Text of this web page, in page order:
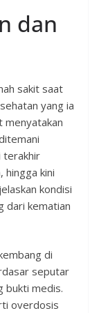
dan
sakit saat
yang ia
menyatakan
terakhir
hingga kini
kondisi
dari kematian
di
seputar
bukti medis.
overdosis